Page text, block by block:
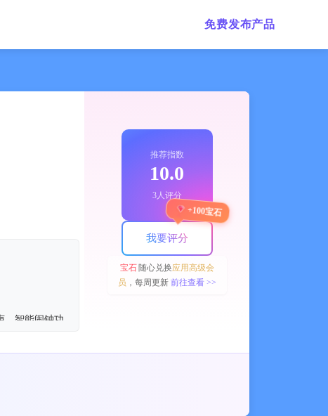
免费发布产品
、智能闹钟功
推荐指数
10.0
3人评分
我要评分
+100宝石
宝石随心兑换应用高级会
员 ，每周更新 前往查看 >>